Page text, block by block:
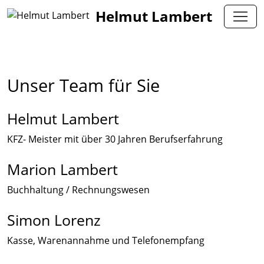
Helmut Lambert
Unser Team für Sie
Helmut Lambert
KFZ- Meister mit über 30 Jahren Berufserfahrung
Marion Lambert
Buchhaltung / Rechnungswesen
Simon Lorenz
Kasse, Warenannahme und Telefonempfang